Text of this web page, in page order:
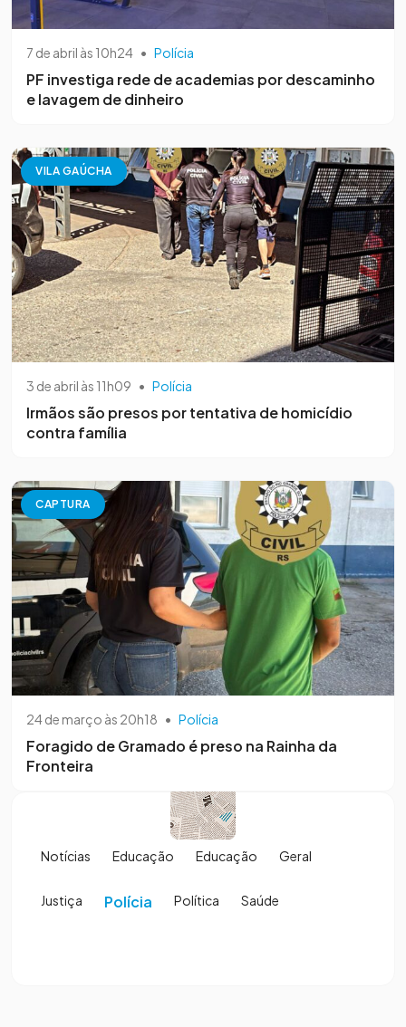
7 de abril às 10h24 • Polícia
PF investiga rede de academias por descaminho
e lavagem de dinheiro
VILA GAÚCHA
3 de abril às 11h09 • Polícia
Irmãos são presos por tentativa de homicídio
contra família
CAPTURA
24 de março às 20h18 • Polícia
Foragido de Gramado é preso na Rainha da
Fronteira
Notícias Educação Educação Geral
Justiça Polícia Política Saúde